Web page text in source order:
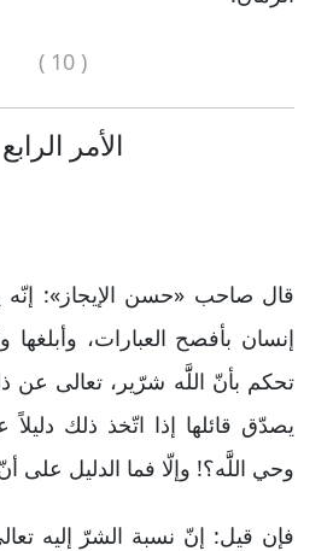
( 10 )
الأمر الرابع
قال صاحب «حسن الإيجاز»: إنّه
إنسان بأفصح العبارات،
تحكم بأنّ اللََّه شرّير، تعالى عن
يصدّق قائلها إذا اتّخذ ذلك
وحي اللََّه؟! وإلّا فما الدليل على
فإن قيل: إنّ نسبة الشرّ إليه